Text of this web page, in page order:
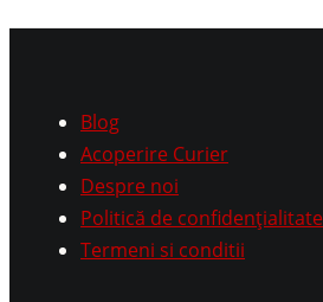
Blog
Acoperire Curier
Despre noi
Politică de confidențialitate
Termeni si conditii